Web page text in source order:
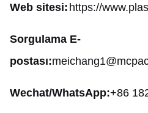
Web sitesi: https://
Sorgulama E-
postası:
Wechat/WhatsApp:+86